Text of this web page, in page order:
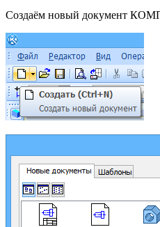
Создаём новый документ